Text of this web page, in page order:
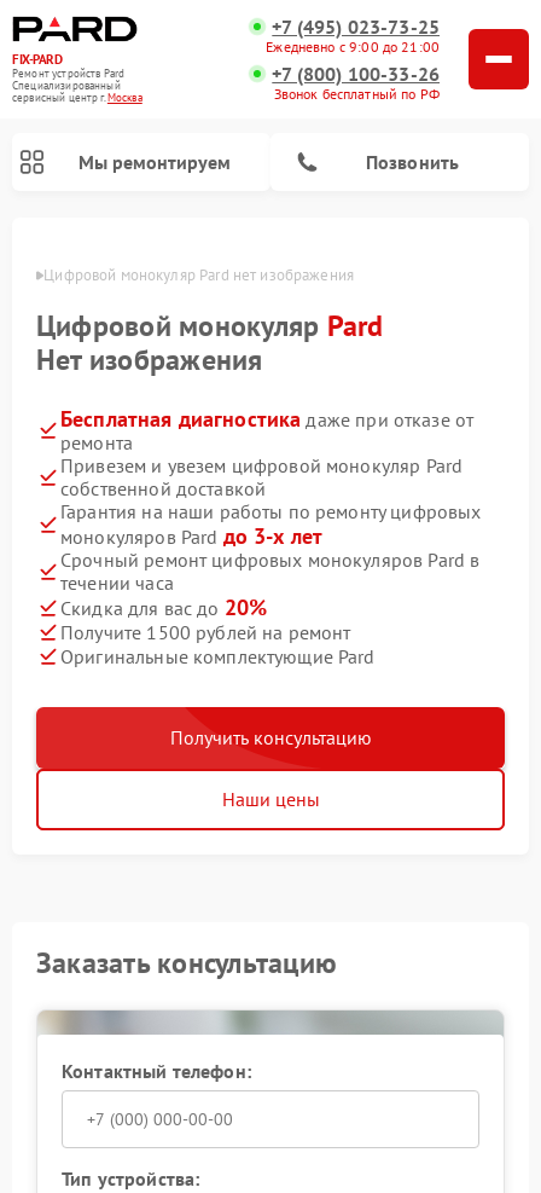
FIX-PARD
Ремонт устройств Pard
Специализированный
cервисный центр г.Москва
+7 (495) 023-73-25
Ежедневно с 9:00 до 21:00
+7 (800) 100-33-26
Звонок бесплатный по РФ
Мы ремонтируем Позвонить
Цифровой монокуляр Pard нет изображения
Цифровой монокуляр Pard
Нет изображения
Бесплатная диагностика даже при отказе от
ремонта
Привезем и увезем цифровой монокуляр Pard
собственной доставкой
Гарантия на наши работы по ремонту цифровых
монокуляров Pard до 3-х лет
Срочный ремонт цифровых монокуляров Pard в
течении часа
Скидка для вас до 20%
Получите 1500 рублей на ремонт
Оригинальные комплектующие Pard
Получить консультацию
Наши цены
Заказать консультацию
Контактный телефон:
Тип устройства: